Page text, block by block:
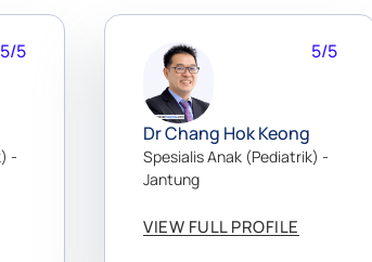
5/5
-
5/5
Dr Chang Hok Keong
Spesialis Anak (Pediatrik) -
Jantung
VIEW FULL PROFILE